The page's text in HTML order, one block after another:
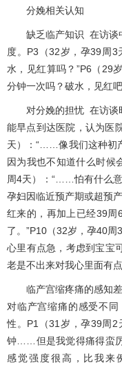
分娩相关认知
缺乏临产知识 在访谈
度。P3（32岁，孕39周3
水，见红算吗？”P6（29
分钟一次吗？破水，见红
对分娩的担忧 在访谈
能早点到达医院，认为医
天）：“……像我们这种初
因为我也不知道什么时候
周4天）：“……怕有什么
孕妇因临近预产期或超预
红来的，再加上已经39周
了。”P10（32岁，孕40周
心里有点急，考虑到宝宝
老是不出来对我心里面有
临产宫缩疼痛的感知
对临产宫缩痛的感受不
性。P1（31岁，孕39周
钟……但是我觉得痛得蛮
感觉强度很高，比我来